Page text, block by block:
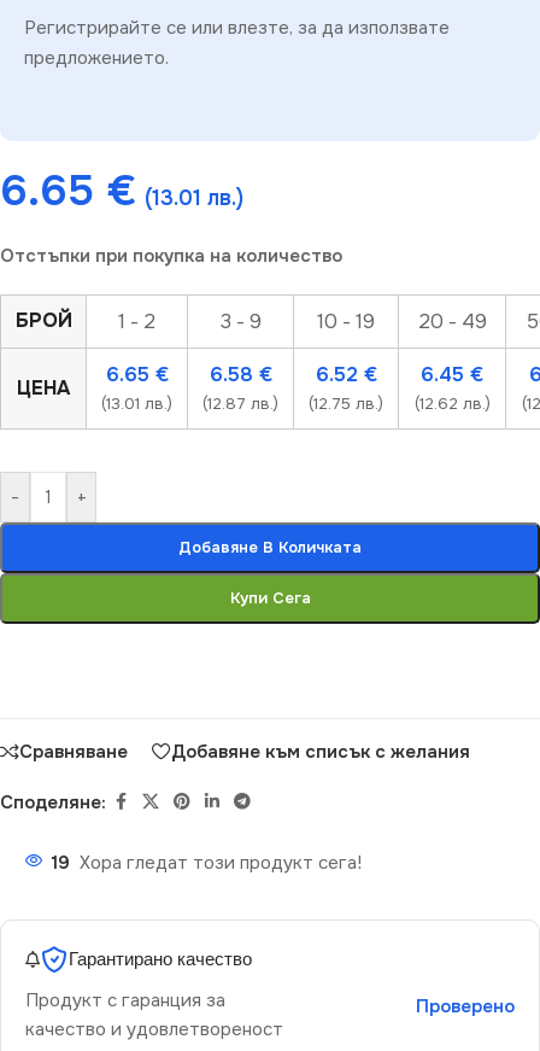
Регистрирайте се или влезте, за да използвате
предложението.
6.65 € (13.01 лв.)
Отстъпки при покупка на количество
БРОЙ 1 - 2 3 - 9 10 - 19 20 - 49
ЦЕНА
6.65 €
(13.01 лв.)
6.58 €
(12.87 лв.)
6.52 €
(12.75 лв.)
6.45 €
(12.62 лв.)
- +
Добавяне В Количката
Купи Сега
Сравняване Добавяне към списък с желания
Споделяне:
19 Хора гледат този продукт сега!
Гарантирано качество
Продукт с гаранция за
качество и удовлетвореност
Проверено